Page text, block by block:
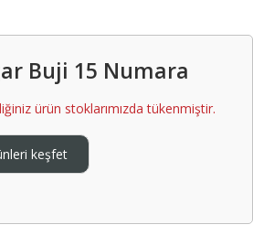
Buji 15 Numara
ürün stoklarımızda tükenmiştir.
keşfet